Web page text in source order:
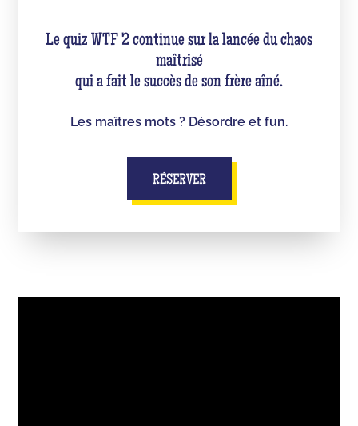
Le quiz WTF 2 continue sur la lancée du chaos
maîtrisé
qui a fait le succès de son frère aîné.
Les maîtres mots ? Désordre et fun.
RÉSERVER